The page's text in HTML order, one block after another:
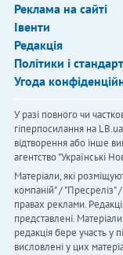
Реклама на сайті
Івенти
Редакція
Політики і
Угода
У разі повного чи
гіперпосилання на
відтворення або інше
агентство "Українськi
Матеріали, які
компаній" / "Пресреліз"
правах реклами.
представлені.
редакція бере участь у
висловлені у цих